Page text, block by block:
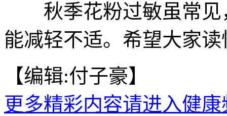
秋季花粉过敏虽常见
能减轻不适。希望大家
【编辑:付子豪】
更多精彩内容请进入健康